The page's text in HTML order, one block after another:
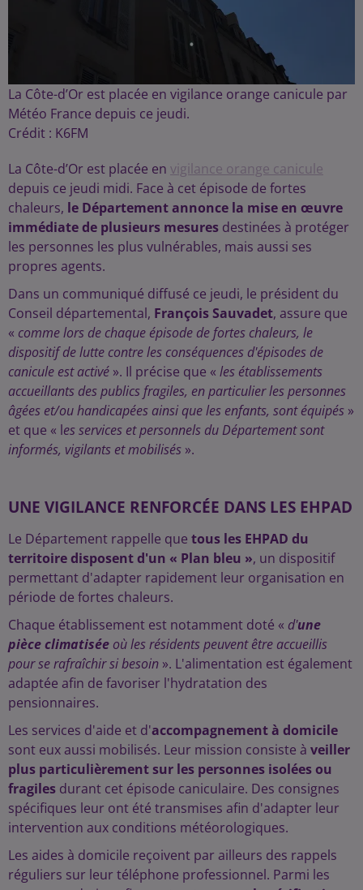
La Côte-d’Or est placée en vigilance orange canicule par
Météo France depuis ce jeudi.
Crédit : K6FM
La Côte-d’Or est placée en vigilance orange canicule
depuis ce jeudi midi. Face à cet épisode de fortes
chaleurs, le Département annonce la mise en œuvre
immédiate de plusieurs mesures destinées à protéger
les personnes les plus vulnérables, mais aussi ses
propres agents.
Dans un communiqué diffusé ce jeudi, le président du
Conseil départemental, François Sauvadet, assure que
« comme lors de chaque épisode de fortes chaleurs, le
dispositif de lutte contre les conséquences d'épisodes de
canicule est activé ». Il précise que « les établissements
accueillants des publics fragiles, en particulier les personnes
âgées et/ou handicapées ainsi que les enfants, sont équipés »
et que « les services et personnels du Département sont
informés, vigilants et mobilisés ».
UNE VIGILANCE RENFORCÉE DANS LES EHPAD
Le Département rappelle que tous les EHPAD du
territoire disposent d'un « Plan bleu », un dispositif
permettant d'adapter rapidement leur organisation en
période de fortes chaleurs.
Chaque établissement est notamment doté « d'une
pièce climatisée où les résidents peuvent être accueillis
pour se rafraîchir si besoin ». L'alimentation est également
adaptée afin de favoriser l'hydratation des
pensionnaires.
Les services d'aide et d'accompagnement à domicile
sont eux aussi mobilisés. Leur mission consiste à veiller
plus particulièrement sur les personnes isolées ou
fragiles durant cet épisode caniculaire. Des consignes
spécifiques leur ont été transmises afin d'adapter leur
intervention aux conditions météorologiques.
Les aides à domicile reçoivent par ailleurs des rappels
réguliers sur leur téléphone professionnel. Parmi les